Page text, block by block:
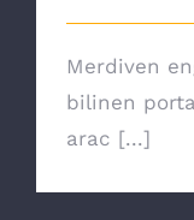
Merdiven
bilinen
arac [...]